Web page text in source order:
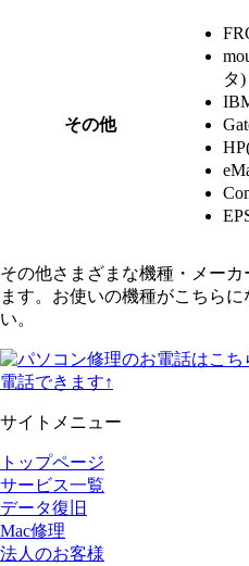
その他
タ)
その他さまざまな機種・メー
ます。お使いの機種がこちら
い。
電話できます↑
サイトメニュー
トップページ
サービス一覧
データ復旧
Mac修理
法人のお客様